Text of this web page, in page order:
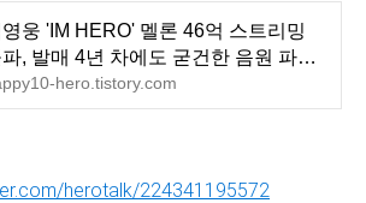
웅 'IM HERO' 멜론 46억 스트리밍
, 발매 4년 차에도 굳건한 음원 파워
hero.tistory.com
herotalk/224341195572